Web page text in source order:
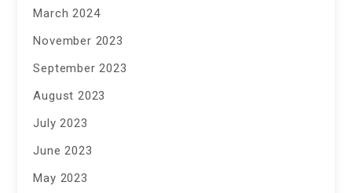
March 2024
November 2023
September 2023
August 2023
July 2023
June 2023
May 2023